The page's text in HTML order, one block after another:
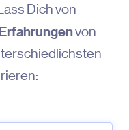
Dich von
von